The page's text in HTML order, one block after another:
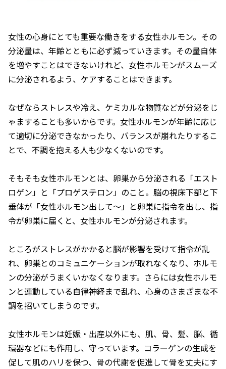
女性の心身にとても重要な働きをする女性ホルモン。その
分泌量は、年齢とともに必ず減っていきます。その量自体
を増やすことはできないけれど、女性ホルモンがスムーズ
に分泌されるよう、ケアすることはできます。
なぜならストレスや冷え、ケミカルな物質などが分泌をじ
ゃますることも多いからです。女性ホルモンが年齢に応じ
て適切に分泌できなかったり、バランスが崩れたりするこ
とで、不調を抱える人も少なくないのです。
そもそも女性ホルモンとは、卵巣から分泌される「エスト
ロゲン」と「プロゲステロン」のこと。脳の視床下部と下
垂体が「女性ホルモン出して～」と卵巣に指令を出し、指
令が卵巣に届くと、女性ホルモンが分泌されます。
ところがストレスがかかると脳が影響を受けて指令が乱
れ、卵巣とのコミュニケーションが取れなくなり、ホルモ
ンの分泌がうまくいかなくなります。さらには女性ホルモ
ンと連動している自律神経まで乱れ、心身のさまざまな不
調を招いてしまうのです。
女性ホルモンは妊娠・出産以外にも、肌、骨、髪、脳、循
環器などにも作用し、守っています。コラーゲンの生成を
促して肌のハリを保つ、骨の代謝を促進して骨を丈夫にす